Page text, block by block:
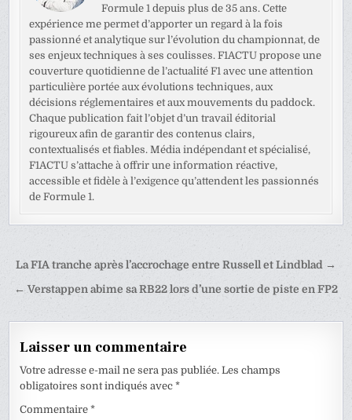
Formule 1 depuis plus de 35 ans. Cette
expérience me permet d’apporter un regard à la fois
passionné et analytique sur l’évolution du championnat, de
ses enjeux techniques à ses coulisses. F1ACTU propose une
couverture quotidienne de l’actualité F1 avec une attention
particulière portée aux évolutions techniques, aux
décisions réglementaires et aux mouvements du paddock.
Chaque publication fait l’objet d’un travail éditorial
rigoureux afin de garantir des contenus clairs,
contextualisés et fiables. Média indépendant et spécialisé,
F1ACTU s’attache à offrir une information réactive,
accessible et fidèle à l’exigence qu’attendent les passionnés
de Formule 1.
Navigation
de
La FIA tranche après l’accrochage entre Russell et Lindblad →
← Verstappen abime sa RB22 lors d’une sortie de piste en FP2
Laisser un commentaire
Votre adresse e-mail ne sera pas publiée. Les champs
obligatoires sont indiqués avec*
Commentaire*